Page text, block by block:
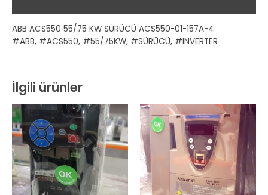
ABB ACS550 55/75 KW SÜRÜCÜ ACS550-01-157A-4
#ABB, #ACS550, #55/75KW, #SÜRÜCÜ, #INVERTER
İlgili ürünler